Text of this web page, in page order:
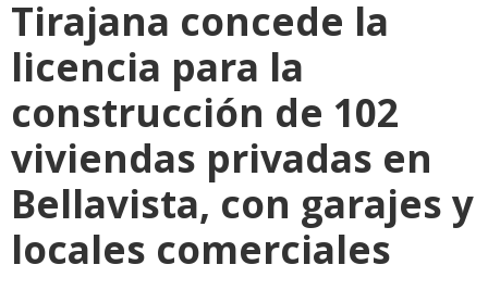
Tirajana concede la
licencia para la
construcción de 102
viviendas privadas en
Bellavista, con garajes y
locales comerciales